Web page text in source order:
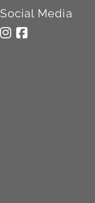
Social Media